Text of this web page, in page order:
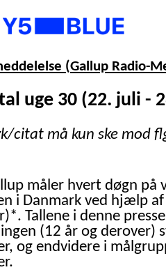
(Gallup Radio-
uge 30 (22. juli -
citat må kun ske mod
måler hvert døgn på
i Danmark ved hjælp
Tallene i denne
(12 år og derover)
og endvidere i